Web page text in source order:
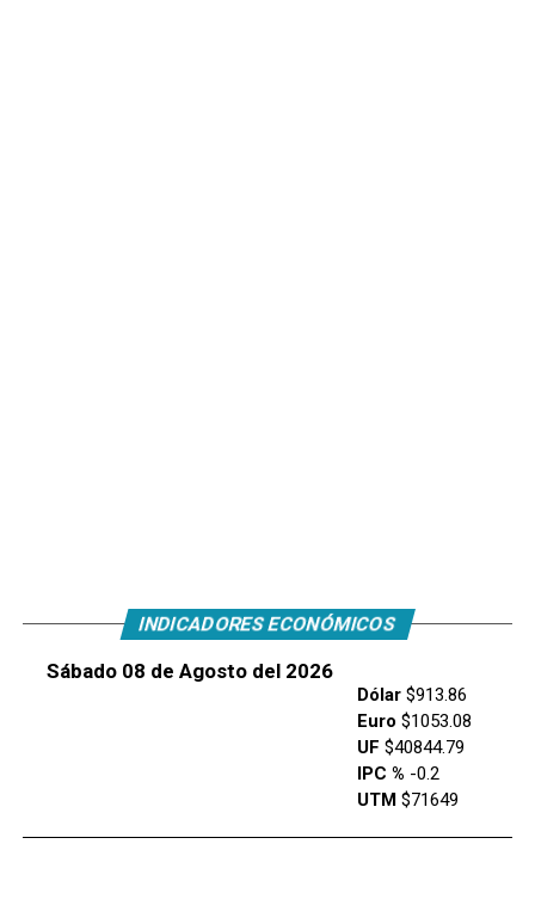
INDICADORES ECONÓMICOS
Sábado 08 de Agosto del 2026
Dólar$913.86
Euro $1053.08
UF $40844.79
IPC % -0.2
UTM $71649